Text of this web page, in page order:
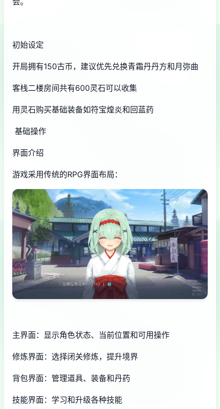
初始设定
开局拥有150古币，建议优先兑换青霜丹丹方和月弥曲
客栈二楼房间共有600灵石可以收集
用灵石购买基础装备如符宝煌炎和回蓝药
基础操作
界面介绍
游戏采用传统的RPG界面布局：
主界面：显示角色状态、当前位置和可用操作
修炼界面：选择闭关修炼，提升境界
背包界面：管理道具、装备和丹药
技能界面：学习和升级各种技能